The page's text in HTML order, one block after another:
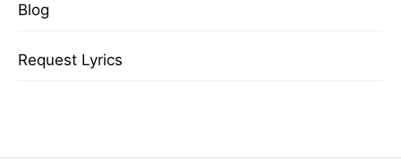
Blog
Request Lyrics